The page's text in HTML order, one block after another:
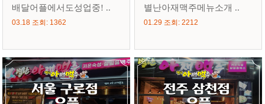
배달어플에서도성업중! ..
03.18 조회: 1362
별난아재맥주메뉴소개 ..
01.29 조회: 2212